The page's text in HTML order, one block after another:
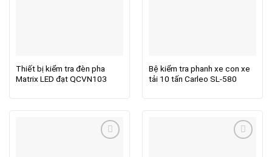
Thiết bị kiểm tra đèn pha
Matrix LED đạt QCVN103
Bệ kiểm tra phanh xe con xe
tải 10 tấn Carleo SL-580